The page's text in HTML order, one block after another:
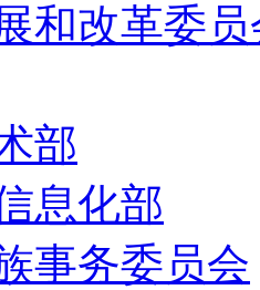
和改革委
部
息化部
事务委员会